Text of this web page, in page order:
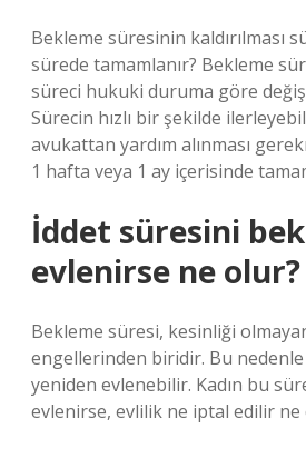
Bekleme süresinin kaldırılması
sürede tamamlanır? Bekleme
süreci hukuki duruma göre
Sürecin hızlı bir şekilde
avukattan yardım alınması
1 hafta veya 1 ay içerisinde
İddet süresini
evlenirse ne olur?
Bekleme süresi, kesinliği
engellerinden biridir. Bu nedenle
yeniden evlenebilir. Kadın bu
evlenirse, evlilik ne iptal edilir